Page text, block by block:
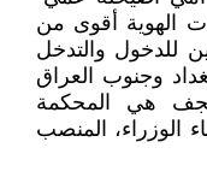
الهوية أقوى من
للدخول والتدخل
وجنوب العراق
هي المحكمة
الوزراء، المنصب